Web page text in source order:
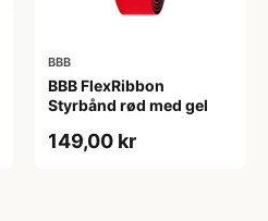
BBB
BBB FlexRibbon
Styrbånd rød med gel
149,00 kr